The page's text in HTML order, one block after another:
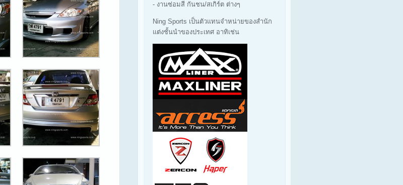
- งานซ่อมสี กันชน/สเกิร์ต ต่างๆ
Ning Sports เป็นตัวแทนจำหน่ายของสำนัก
แต่งชั้นนำของประเทศ อาทิเช่น